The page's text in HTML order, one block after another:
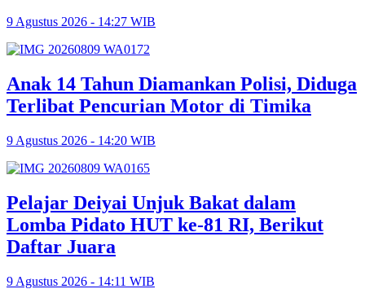
9 Agustus 2026 - 14:27 WIB
Anak 14 Tahun Diamankan Polisi, Diduga
Terlibat Pencurian Motor di Timika
9 Agustus 2026 - 14:20 WIB
Pelajar Deiyai Unjuk Bakat dalam
Lomba Pidato HUT ke-81 RI, Berikut
Daftar Juara
9 Agustus 2026 - 14:11 WIB